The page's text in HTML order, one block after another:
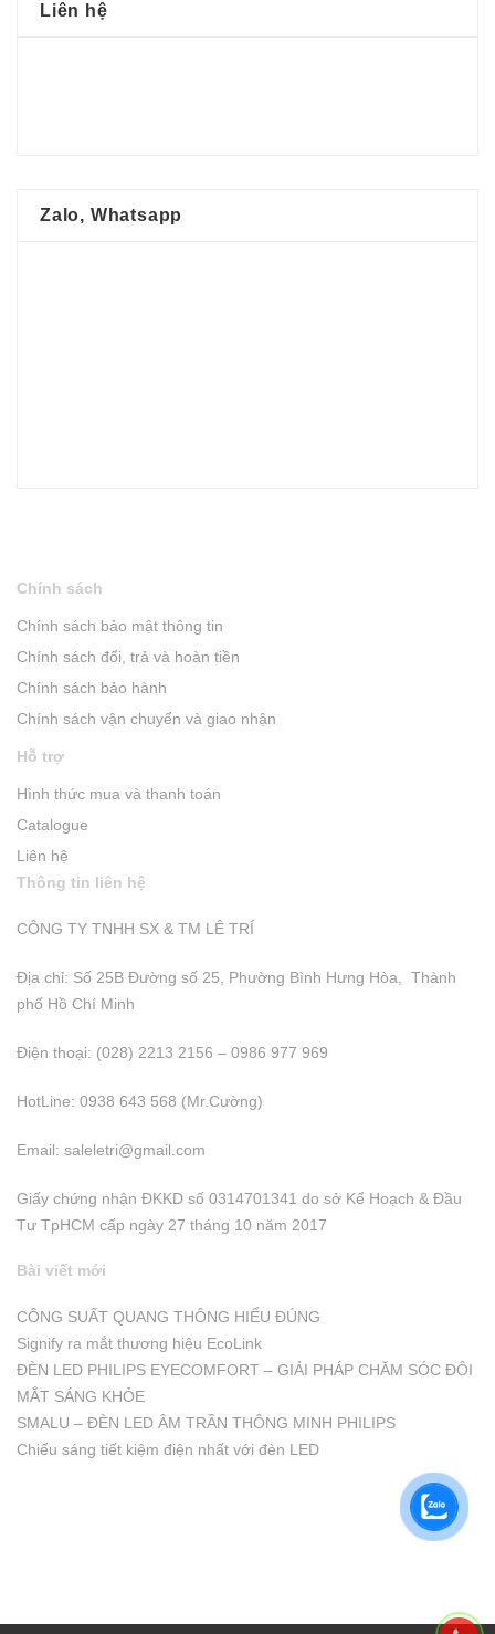
Liên hệ
Zalo, Whatsapp
Chính sách
Chính sách bảo mật thông tin
Chính sách đổi, trả và hoàn tiền
Chính sách bảo hành
Chính sách vận chuyển và giao nhận
Hỗ trợ
Hình thức mua và thanh toán
Catalogue
Liên hệ
Thông tin liên hệ
CÔNG TY TNHH SX & TM LÊ TRÍ
Địa chỉ: Số 25B Đường số 25, Phường Bình Hưng Hòa, Thành
phố Hồ Chí Minh
Điện thoại: (028) 2213 2156 – 0986 977 969
HotLine: 0938 643 568 (Mr.Cường)
Email: saleletri@gmail.com
Giấy chứng nhận ĐKKD số 0314701341 do sở Kể Hoạch & Đầu
Tư TpHCM cấp ngày 27 tháng 10 năm 2017
Bài viết mới
CÔNG SUẤT QUANG THÔNG HIỂU ĐÚNG
Signify ra mắt thương hiệu EcoLink
ĐÈN LED PHILIPS EYECOMFORT – GIẢI PHÁP CHĂM SÓC ĐÔI
MẮT SÁNG KHỎE
SMALU – ĐÈN LED ÂM TRẦN THÔNG MINH PHILIPS
Chiếu sáng tiết kiệm điện nhất với đèn LED